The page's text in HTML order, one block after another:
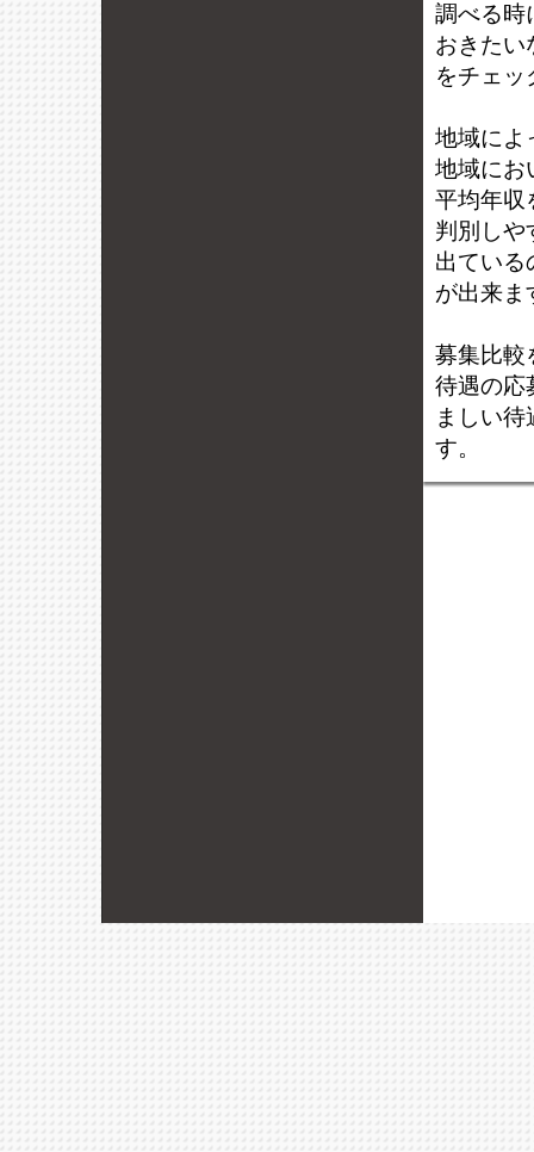
調べる時
おきたい
をチェッ
地域によ
地域にお
平均年収
判別しや
出ている
が出来ま
募集比較
待遇の応
ましい
す。